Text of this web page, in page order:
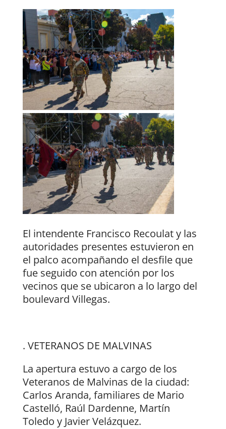
El intendente Francisco Recoulat y las
autoridades presentes estuvieron en
el palco acompañando el desfile que
fue seguido con atención por los
vecinos que se ubicaron a lo largo del
boulevard Villegas.
. VETERANOS DE MALVINAS
La apertura estuvo a cargo de los
Veteranos de Malvinas de la ciudad:
Carlos Aranda, familiares de Mario
Castelló, Raúl Dardenne, Martín
Toledo y Javier Velázquez.